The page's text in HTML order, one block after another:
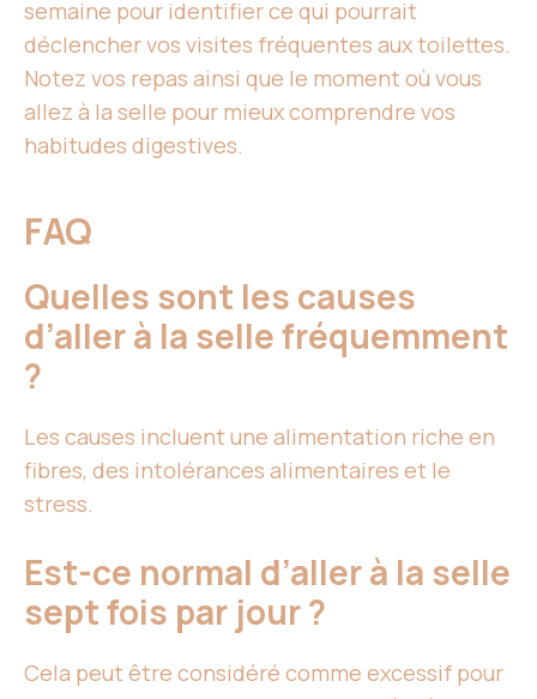
semaine pour identifier ce qui pourrait
déclencher vos visites fréquentes aux toilettes.
Notez vos repas ainsi que le moment où vous
allez à la selle pour mieux comprendre vos
habitudes digestives.
FAQ
Quelles sont les causes
d’aller à la selle fréquemment
?
Les causes incluent une alimentation riche en
fibres, des intolérances alimentaires et le
stress.
Est-ce normal d’aller à la selle
sept fois par jour ?
Cela peut être considéré comme excessif pour